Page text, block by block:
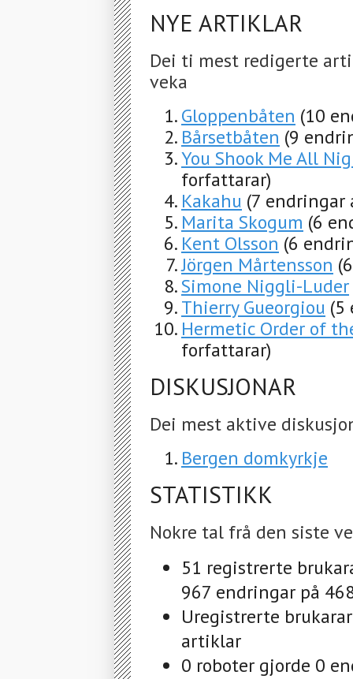
NYE ARTIKLAR
Dei ti mest redigerte
veka
Gloppenbåten (10
Bårsetbåten (9
You Shook Me All
forfattarar)
Kakahu (7
Marita Skogum (6
Kent Olsson (6
Jörgen Mårtensson
Simone Niggli-Luder
Thierry Gueorgiou (5
Hermetic Order of
forfattarar)
DISKUSJONAR
Dei mest aktive
Bergen domkyrkje
STATISTIKK
Nokre tal frå den siste
51 registrerte
967 endringar på
Uregistrerte
artiklar
0 roboter gjorde 0